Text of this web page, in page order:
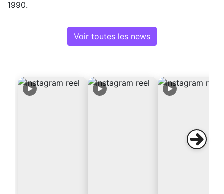
1990.
Voir toutes les news